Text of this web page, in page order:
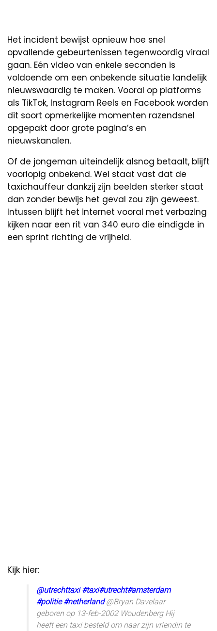
Het incident bewijst opnieuw hoe snel
opvallende gebeurtenissen tegenwoordig viraal
gaan. Eén video van enkele seconden is
voldoende om een onbekende situatie landelijk
nieuwswaardig te maken. Vooral op platforms
als TikTok, Instagram Reels en Facebook worden
dit soort opmerkelijke momenten razendsnel
opgepakt door grote pagina’s en
nieuwskanalen.
Of de jongeman uiteindelijk alsnog betaalt, blijft
voorlopig onbekend. Wel staat vast dat de
taxichauffeur dankzij zijn beelden sterker staat
dan zonder bewijs het geval zou zijn geweest.
Intussen blijft het internet vooral met verbazing
kijken naar een rit van 340 euro die eindigde in
een sprint richting de vrijheid.
Kijk hier:
@utrechttaxi #taxi#utrecht#amsterdam
#politie #netherland@Bryan Davelaar
geboren op 13-feb-2002 Woudenberg Hij
heeft een taxi besteld om naar zijn vriendin te